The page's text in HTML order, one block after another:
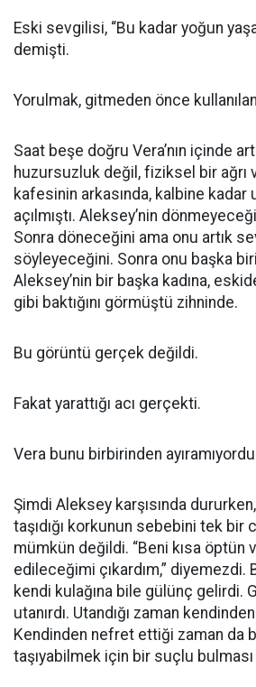
Eski sevgilisi, “Bu kadar yoğun
demişti.
Yorulmak, gitmeden önce
Saat beşe doğru Vera’nın içinde
huzursuzluk değil, fiziksel bir ağrı
kafesinin arkasında, kalbine kadar
açılmıştı. Aleksey’nin
Sonra döneceğini ama onu artık
söyleyeceğini. Sonra onu başka
Aleksey’nin bir başka kadına,
gibi baktığını görmüştü zihninde.
Bu görüntü gerçek değildi.
Fakat yarattığı acı gerçekti.
Vera bunu birbirinden
Şimdi Aleksey karşısında
taşıdığı korkunun sebebini tek bir
mümkün değildi. “Beni kısa öptün
edileceğimi çıkardım,” diyemezdi.
kendi kulağına bile gülünç gelirdi.
utanırdı. Utandığı zaman
Kendinden nefret ettiği zaman da
taşıyabilmek için bir suçlu